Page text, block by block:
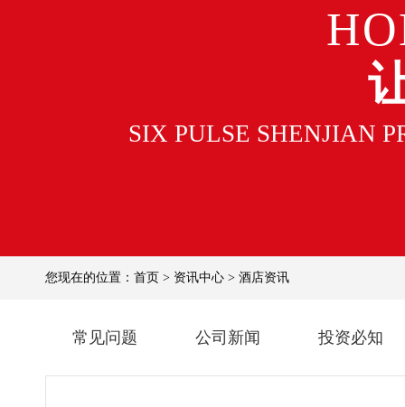
SIX PULSE SHENJIAN
您现在的位置： 首页 > 资讯中心 > 酒店资讯
常见问题 公司新闻 投资必知